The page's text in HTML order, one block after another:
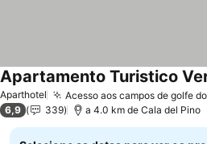
Aparthotel Acesso aos campos de golfe
Apartamento Turistico
6,9 339 a 4.0 km de Cala del Pino